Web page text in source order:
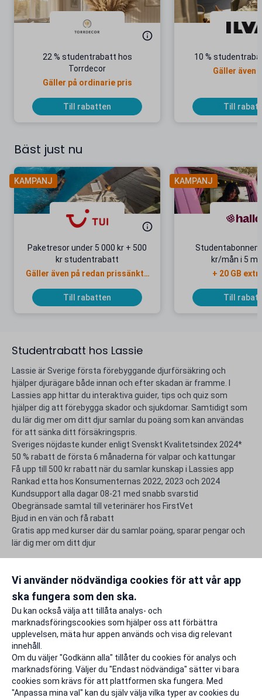
Studentrabatt hos Lassie
Lassie är Sverige första förebyggande djurförsäkring och
hjälper djurägare både innan och efter skadan är framme. I
Lassies app hittar du interaktiva guider, tips och quiz som
hjälper dig att förebygga skador och sjukdomar. Samtidigt som
du lär dig mer om ditt djur samlar du poäng som kan användas
för att sänka ditt försäkringspris.
Sveriges nöjdaste kunder enligt Svenskt Kvalitetsindex 2024*
50 % rabatt de första 6 månaderna för valpar och kattungar
Få upp till 500 kr rabatt när du samlar kunskap i Lassies app
Rankad etta hos Konsumenternas 2022, 2023 och 2024
Kundsupport alla dagar 08-21 med snabb svarstid
Obegränsade samtal till veterinärer hos FirstVet
Bjud in en vän och få rabatt
Gratis app med kurser där du samlar poäng, sparar pengar och
lär dig mer om ditt djur
Frågor & svar
Rapportera ett problem
22 % studentrabatt hos
Torrdecor
Gäller på ordinarie pris
Till rabatten
10 %
Gäller även
Till
Bäst just nu
KAMPANJ
Paketresor under 5 000 kr + 500
kr studentrabatt
Gäller även på redan prissänkta
Till rabatten
KAMPANJ
kr/mån i 5
+ 20 GB
Till
Vi använder nödvändiga cookies för att vår app
ska fungera som den ska.
Du kan också välja att tillåta analys- och
marknadsföringscookies som hjälper oss att förbättra
upplevelsen, mäta hur appen används och visa dig relevant
innehåll.
Om du väljer "Godkänn alla" tillåter du cookies för analys och
marknadsföring. Väljer du "Endast nödvändiga" sätter vi bara
cookies som krävs för att plattformen ska fungera. Med
"Anpassa mina val" kan du själv välja vilka typer av cookies du